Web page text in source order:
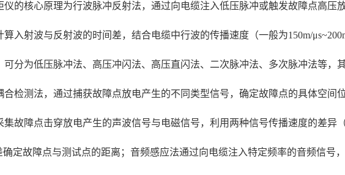
的核心原理为行波脉冲反射法，通过向电缆注入低压脉冲或触发故障点高压
算入射波与反射波的时间差，结合电缆中行波的传播速度（一般为150m/
分为低压脉冲法、高压冲闪法、高压直闪法、二次脉冲法、多次脉冲法等，
检测法，通过捕获故障点放电产生的不同类型信号，确定故障点的具体空间
故障点击穿放电产生的声波信号与电磁信号，利用两种信号传播速度的差异
确定故障点与测试点的距离；音频感应法通过向电缆注入特定频率的音频信号